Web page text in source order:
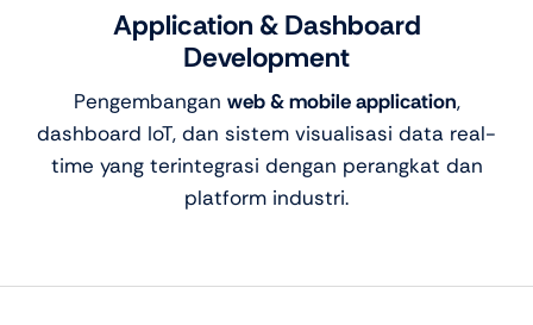
Application & Dashboard
Development
Pengembangan web & mobile application,
dashboard IoT, dan sistem visualisasi data real-
time yang terintegrasi dengan perangkat dan
platform industri.